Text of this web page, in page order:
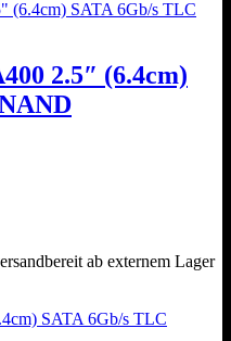
2.5″ (6.4cm)
ab externem Lager